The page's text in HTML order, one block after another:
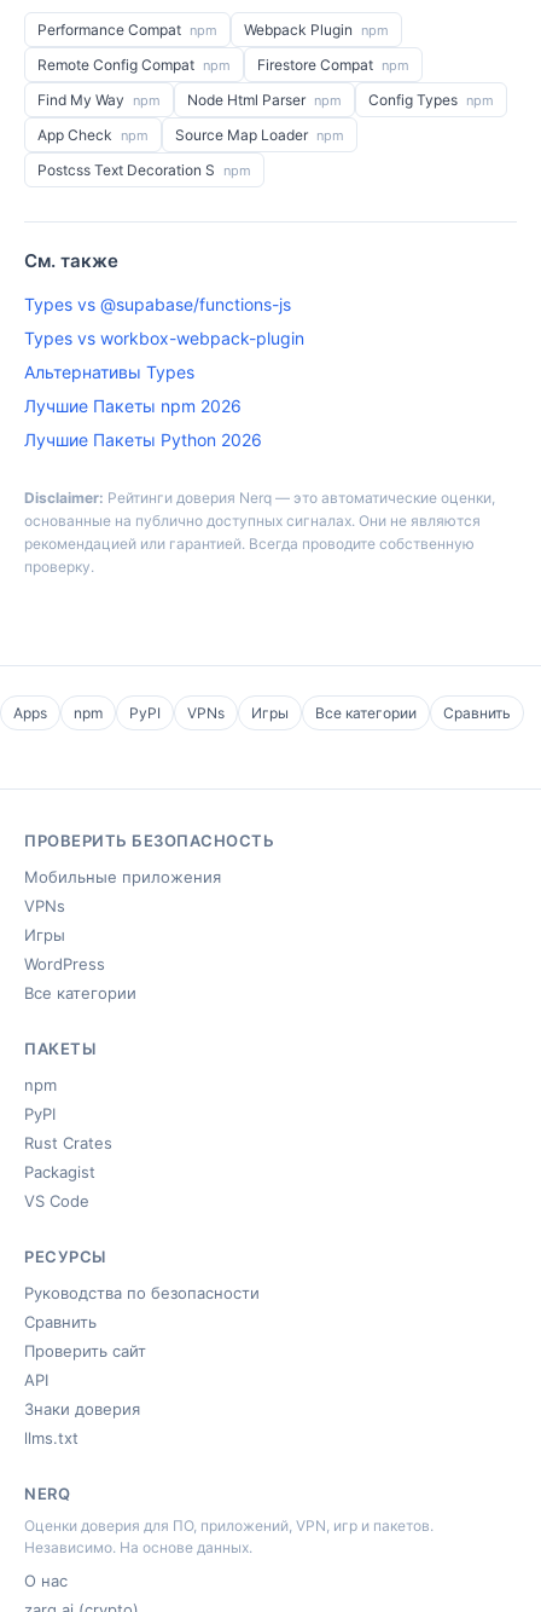
Performance Compat npm Webpack Plugin npm
Remote Config Compat npm Firestore Compat npm
Find My Way npm Node Html Parser npm Config Types npm
App Check npm Source Map Loader npm
Postcss Text Decoration S npm
См. также
Types vs @supabase/functions-js
Types vs workbox-webpack-plugin
Альтернативы Types
Лучшие Пакеты npm 2026
Лучшие Пакеты Python 2026
Disclaimer: Рейтинги доверия Nerq — это автоматические оценки,
основанные на публично доступных сигналах. Они не являются
рекомендацией или гарантией. Всегда проводите собственную
проверку.
Apps npm PyPI VPNs Игры Все категории Сравнить
ПРОВЕРИТЬ БЕЗОПАСНОСТЬ
Мобильные приложения
VPNs
Игры
WordPress
Все категории
ПАКЕТЫ
npm
PyPI
Rust Crates
Packagist
VS Code
РЕСУРСЫ
Руководства по безопасности
Сравнить
Проверить сайт
API
Знаки доверия
llms.txt
NERQ
Оценки доверия для ПО, приложений, VPN, игр и пакетов.
Независимо. На основе данных.
О нас